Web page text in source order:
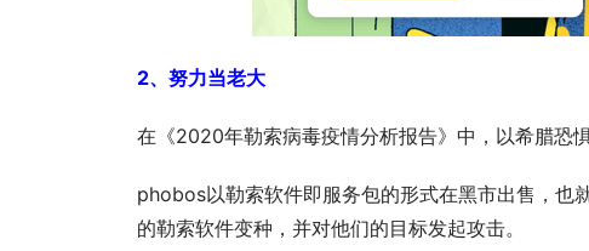
2、努力当老大
在《2020年勒索病毒疫情分析报告》中，以希腊恐
phobos以勒索软件即服务包的形式在黑市出售，也
的勒索软件变种，并对他们的目标发起攻击。